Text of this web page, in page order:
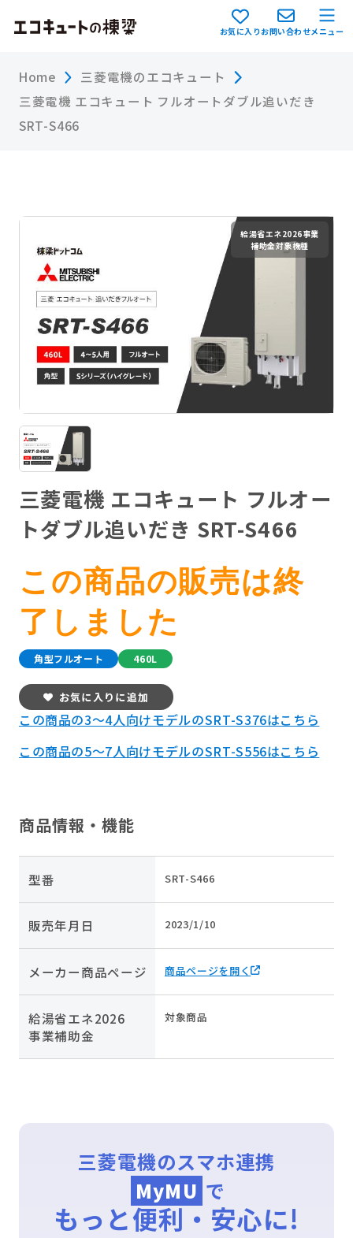
お気に入りお問い合わせメニュー
Home
三菱電機のエコキュート
三菱電機 エコキュート フルオートダブル追いだき
SRT-S466
給湯省エネ2026事業
補助金対象機種
三菱電機 エコキュート フルオー
トダブル追いだき SRT-S466
この商品の販売は終
了しました
角型フルオート 460L
お気に入りに追加
この商品の3～4人向けモデルのSRT-S376はこちら
この商品の5～7人向けモデルのSRT-S556はこちら
商品情報・機能
型番 SRT-S466
販売年月日 2023/1/10
メーカー商品ページ 商品ページを開く
給湯省エネ2026
事業補助金
対象商品
三菱電機のスマホ連携
MyMU で
もっと便利・安心に!